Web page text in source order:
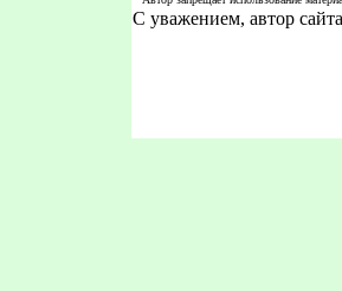
С уважением, автор